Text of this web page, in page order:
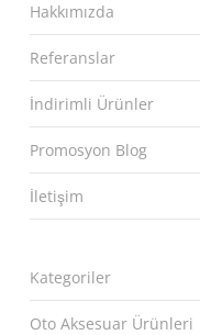
Hakkımızda
Referanslar
İndirimli Ürünler
Promosyon Blog
İletişim
Kategoriler
Oto Aksesuar Ürünleri